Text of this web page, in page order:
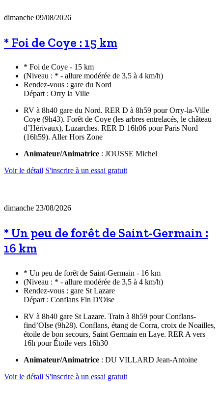
dimanche 09/08/2026
* Foi de Coye : 15 km
* Foi de Coye - 15 km
(Niveau : * - allure modérée de 3,5 à 4 km/h)
Rendez-vous : gare du Nord
Départ : Orry la Ville
RV à 8h40 gare du Nord. RER D à 8h59 pour Orry-la-Ville
Coye (9h43). Forêt de Coye (les arbres entrelacés, le château
d’Hérivaux), Luzarches. RER D 16h06 pour Paris Nord
(16h59). Aller Hors Zone
Animateur/Animatrice : JOUSSE Michel
Voir le détail S'inscrire à un essai gratuit
dimanche 23/08/2026
* Un peu de forêt de Saint-Germain :
16 km
* Un peu de forêt de Saint-Germain - 16 km
(Niveau : * - allure modérée de 3,5 à 4 km/h)
Rendez-vous : gare St Lazare
Départ : Conflans Fin D'Oise
RV à 8h40 gare St Lazare. Train à 8h59 pour Conflans-
find’OIse (9h28). Conflans, étang de Corra, croix de Noailles,
étoile de bon secours, Saint Germain en Laye. RER A vers
16h pour Étoile vers 16h30
Animateur/Animatrice : DU VILLARD Jean-Antoine
Voir le détail S'inscrire à un essai gratuit